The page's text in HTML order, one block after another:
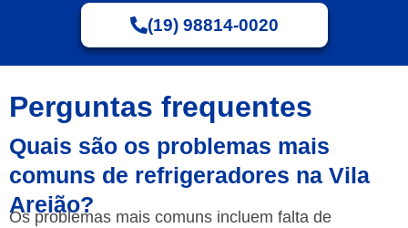
(19) 98814-0020
Perguntas frequentes
Quais são os problemas mais
comuns de refrigeradores na Vila
Areião?
Os problemas mais comuns incluem falta de